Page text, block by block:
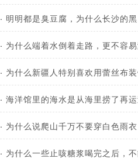
· 明明都是臭豆腐，为什么长沙的
· 为什么端着水倒着走路，更不容易
· 为什么新疆人特别喜欢用蕾丝布
· 海洋馆里的海水是从海里捞了再
· 为什么说爬山千万不要穿白色雨衣
· 为什么一些止咳糖浆喝完之后，